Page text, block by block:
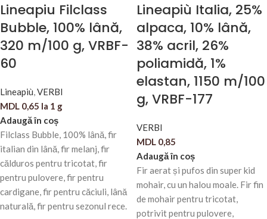
Lineapiu Filclass
Bubble, 100% lână,
320 m/100 g, VRBF-
60
Lineapiù,VERBI
MDL 0,65 la 1 g
Adaugă în coș
Filclass Bubble, 100% lână, fir
italian din lână, fir melanj, fir
călduros pentru tricotat, fir
pentru pulovere, fir pentru
cardigane, fir pentru căciuli, lână
naturală, fir pentru sezonul rece.
Lineapiù Italia, 25%
alpaca, 10% lână,
38% acril, 26%
poliamidă, 1%
elastan, 1150 m/100
g, VRBF-177
VERBI
MDL 0,85
Adaugă în coș
Fir aerat și pufos din super kid
mohair, cu un halou moale. Fir fin
de mohair pentru tricotat,
potrivit pentru pulovere,